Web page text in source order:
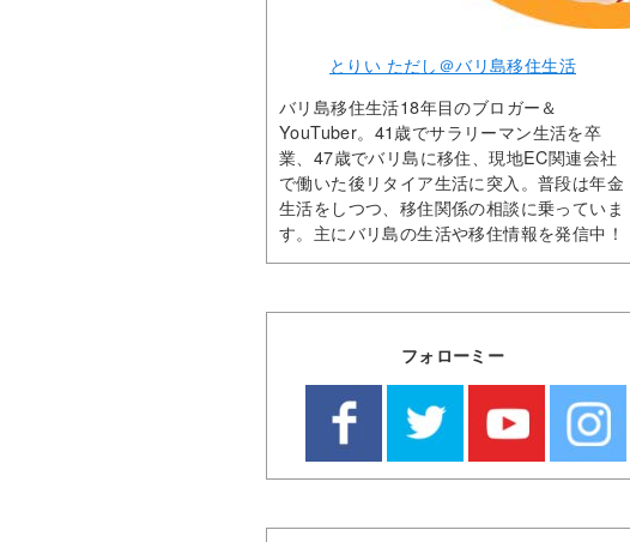
とりい ただし＠バリ島移住生活
バリ島移住生活18年目のブロガー＆
YouTuber。41歳でサラリーマン生活を卒
業、47歳でバリ島に移住、現地EC関連会社
で働いた後リタイア生活に突入。普段は年金
生活をしつつ、移住関係の相談に乗っていま
す。主にバリ島の生活や移住情報を発信中！
フォローミー